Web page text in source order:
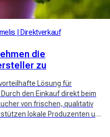
Direktverkauf
die
zu
Lösung für
den Einkauf direkt beim
von frischen, qualitativ
lokale Produzenten und